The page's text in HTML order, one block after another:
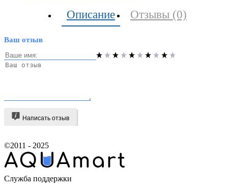
Описание Отзывы (0)
Ваш отзыв
Написать отзыв
©2011 - 2025
Служба поддержки